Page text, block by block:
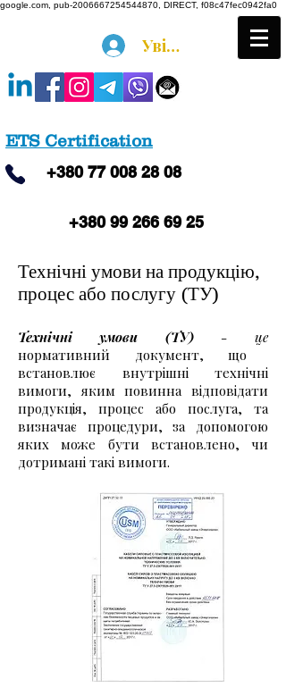
google.com, pub-2006667254544870, DIRECT, f08c47fec0942fa0
Увійти
ETS Certification
+38077 008 28 08
+380 99 266 69 25
Технічні умови на продукцію,
процес або послугу (ТУ)
Технічні умови (ТУ) - це
нормативний документ, що
встановлює внутрішні технічні
вимоги, яким повинна відповідати
продукція, процес або послуга, та
визначає процедури, за допомогою
яких може бути встановлено, чи
дотримані такі вимоги.